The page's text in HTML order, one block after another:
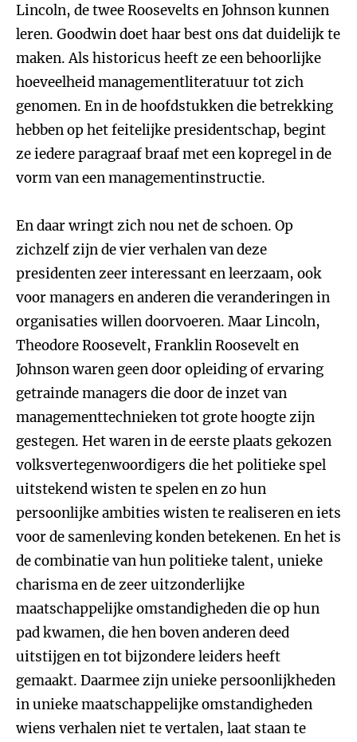
Lincoln, de twee Roosevelts en Johnson kunnen
leren. Goodwin doet haar best ons dat duidelijk te
maken. Als historicus heeft ze een behoorlijke
hoeveelheid managementliteratuur tot zich
genomen. En in de hoofdstukken die betrekking
hebben op het feitelijke presidentschap, begint
ze iedere paragraaf braaf met een kopregel in de
vorm van een managementinstructie.
En daar wringt zich nou net de schoen. Op
zichzelf zijn de vier verhalen van deze
presidenten zeer interessant en leerzaam, ook
voor managers en anderen die veranderingen in
organisaties willen doorvoeren. Maar Lincoln,
Theodore Roosevelt, Franklin Roosevelt en
Johnson waren geen door opleiding of ervaring
getrainde managers die door de inzet van
managementtechnieken tot grote hoogte zijn
gestegen. Het waren in de eerste plaats gekozen
volksvertegenwoordigers die het politieke spel
uitstekend wisten te spelen en zo hun
persoonlijke ambities wisten te realiseren en iets
voor de samenleving konden betekenen. En het is
de combinatie van hun politieke talent, unieke
charisma en de zeer uitzonderlijke
maatschappelijke omstandigheden die op hun
pad kwamen, die hen boven anderen deed
uitstijgen en tot bijzondere leiders heeft
gemaakt. Daarmee zijn unieke persoonlijkheden
in unieke maatschappelijke omstandigheden
wiens verhalen niet te vertalen, laat staan te